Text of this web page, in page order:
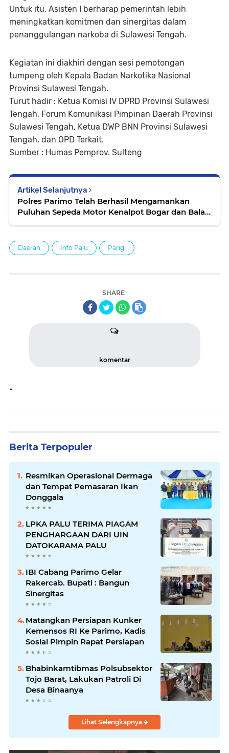
Untuk itu, Asisten I berharap pemerintah lebih
meningkatkan komitmen dan sinergitas dalam
penanggulangan narkoba di Sulawesi Tengah.
Kegiatan ini diakhiri dengan sesi pemotongan
tumpeng oleh Kepala Badan Narkotika Nasional
Provinsi Sulawesi Tengah.
Turut hadir : Ketua Komisi IV DPRD Provinsi Sulawesi
Tengah, Forum Komunikasi Pimpinan Daerah Provinsi
Sulawesi Tengah, Ketua DWP BNN Provinsi Sulawesi
Tengah, dan OPD Terkait.
Sumber : Humas Pemprov. Sulteng
Artikel Selanjutnya
Polres Parimo Telah Berhasil Mengamankan
Puluhan Sepeda Motor Kenalpot Bogar dan Balap
Daerah Info Palu Parigi
SHARE
komentar
-
Berita Terpopuler
Resmikan Operasional Dermaga
dan Tempat Pemasaran Ikan
Donggala
LPKA PALU TERIMA PIAGAM
PENGHARGAAN DARI UIN
DATOKARAMA PALU
IBI Cabang Parimo Gelar
Rakercab. Bupati : Bangun
Sinergitas
Matangkan Persiapan Kunker
Kemensos RI Ke Parimo, Kadis
Sosial Pimpin Rapat Persiapan
Bhabinkamtibmas Polsubsektor
Tojo Barat, Lakukan Patroli Di
Desa Binaanya
Lihat Selengkapnya